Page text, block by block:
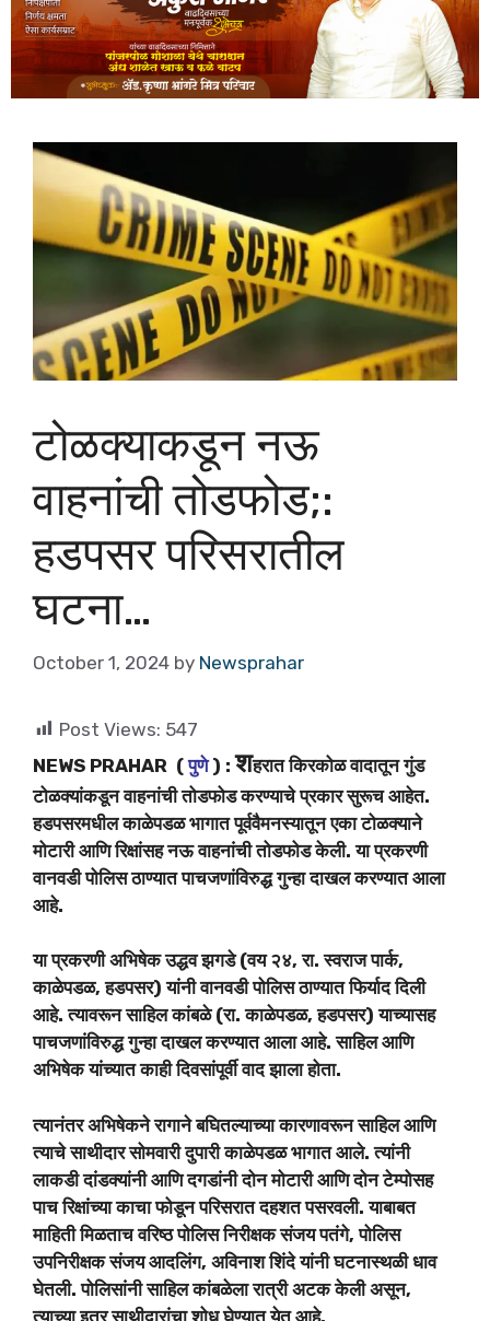
टोळक्याकडून नऊ
वाहनांची तोडफोड;:
हडपसर परिसरातील
घटना…
October 1, 2024 by Newsprahar
Post Views: 547
NEWS PRAHAR (पुणे) : शहरात किरकोळ वादातून गुंड
टोळक्यांकडून वाहनांची तोडफोड करण्याचे प्रकार सुरूच आहेत.
हडपसरमधील काळेपडळ भागात पूर्ववैमनस्यातून एका टोळक्याने
मोटारी आणि रिक्षांसह नऊ वाहनांची तोडफोड केली. या प्रकरणी
वानवडी पोलिस ठाण्यात पाचजणांविरुद्ध गुन्हा दाखल करण्यात आला
आहे.
या प्रकरणी अभिषेक उद्धव झगडे (वय २४, रा. स्वराज पार्क,
काळेपडळ, हडपसर) यांनी वानवडी पोलिस ठाण्यात फिर्याद दिली
आहे. त्यावरून साहिल कांबळे (रा. काळेपडळ, हडपसर) याच्यासह
पाचजणांविरुद्ध गुन्हा दाखल करण्यात आला आहे. साहिल आणि
अभिषेक यांच्यात काही दिवसांपूर्वी वाद झाला होता.
त्यानंतर अभिषेकने रागाने बघितल्याच्या कारणावरून साहिल आणि
त्याचे साथीदार सोमवारी दुपारी काळेपडळ भागात आले. त्यांनी
लाकडी दांडक्यांनी आणि दगडांनी दोन मोटारी आणि दोन टेम्पोसह
पाच रिक्षांच्या काचा फोडून परिसरात दहशत पसरवली. याबाबत
माहिती मिळताच वरिष्ठ पोलिस निरीक्षक संजय पतंगे, पोलिस
उपनिरीक्षक संजय आदलिंग, अविनाश शिंदे यांनी घटनास्थळी धाव
घेतली. पोलिसांनी साहिल कांबळेला रात्री अटक केली असून,
त्याच्या इतर साथीदारांचा शोध घेण्यात येत आहे.